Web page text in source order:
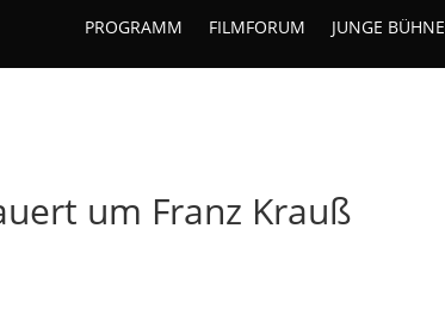
PROGRAMM FILMFORUM JUNGE BÜHNE
um Franz Krauß